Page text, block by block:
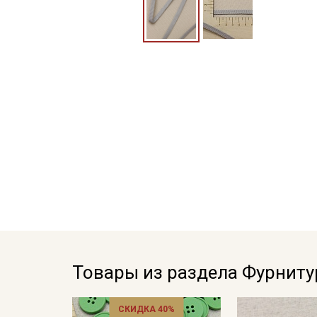
Товары из раздела
СКИДКА 40%